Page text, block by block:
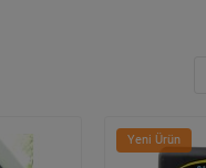
Yeni Ürün